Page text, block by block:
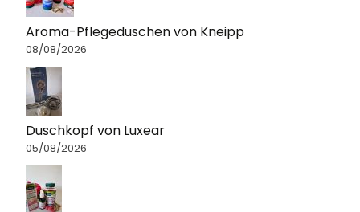
Aroma-Pflegeduschen von Kneipp
08/08/2026
Duschkopf von Luxear
05/08/2026